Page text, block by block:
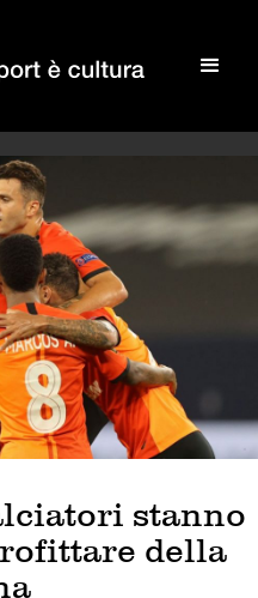
stanno
della